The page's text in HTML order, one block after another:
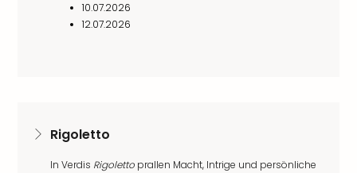
10.07.2026
12.07.2026
Rigoletto
In Verdis Rigoletto prallen Macht, Intrige und persönliche